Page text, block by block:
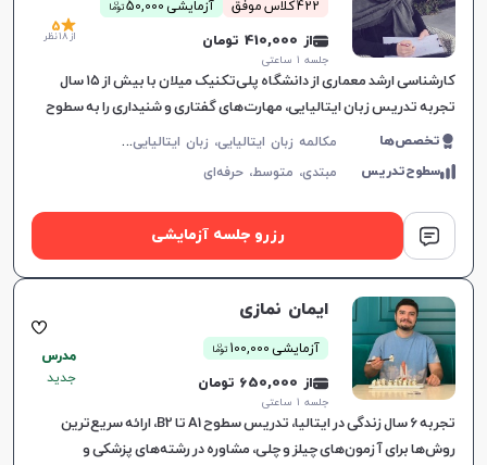
422 کلاس موفق آزمایشی 50,000 توما
ن
از 410,000 تومان
جلسه ۱ ساعتی
5
از 18 نظر
کارشناسی ارشد معماری از دانشگاه پلی‌تکنیک میلان با بیش از ۱۵ سال
تجربه تدریس زبان ایتالیایی، مهارت‌های گفتاری و شنیداری را به سطوح
A1 تا B2 آموزش می‌دهد و درکی عمیق از فرهنگ ایتالیا ایجاد می‌کند.تخصص‌ها م
کالمه زبان ایتالیایی، زبان ایتالیایی عمومی، زبان ایتالیایی کودکان، زبان ایتالیایی تجاری، CILS، CELI
سطوح‌تدریس مبتدی، متوسط،حرفه‌ای
رزرو جلسه آزمایشی
ایمان نمازی
آزمایشی 100,000 توما
ن
از 650,000 تومان
جلسه ۱ ساعتی
مدرس
جدید
تجربه 6 سال زندگی در ایتالیا، تدریس سطوح A1 تا B2، ارائه سریع‌ترین
روش‌ها برای آزمون‌های چیلز و چلی، مشاوره در رشته‌های پزشکی و